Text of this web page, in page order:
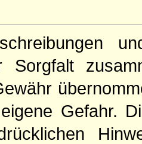
Sorgfalt
Gefahr.